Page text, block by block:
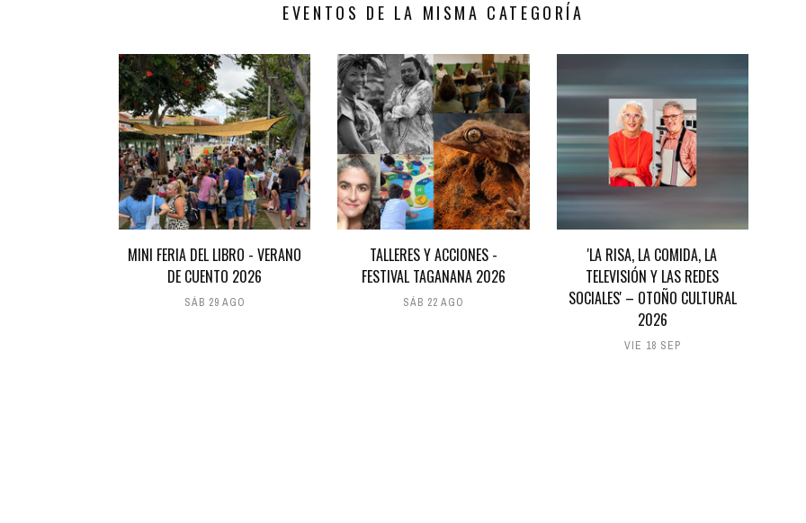
EVENTOS DE LA MISMA CATEGORÍA
MINI FERIA DEL LIBRO - VERANO
DE CUENTO 2026
SÁB 29 AGO
TALLERES Y ACCIONES -
FESTIVAL TAGANANA 2026
SÁB 22 AGO
'LA RISA, LA COMIDA, LA
TELEVISIÓN Y LAS REDES
SOCIALES' – OTOÑO CULTURAL
2026
VIE 18 SEP